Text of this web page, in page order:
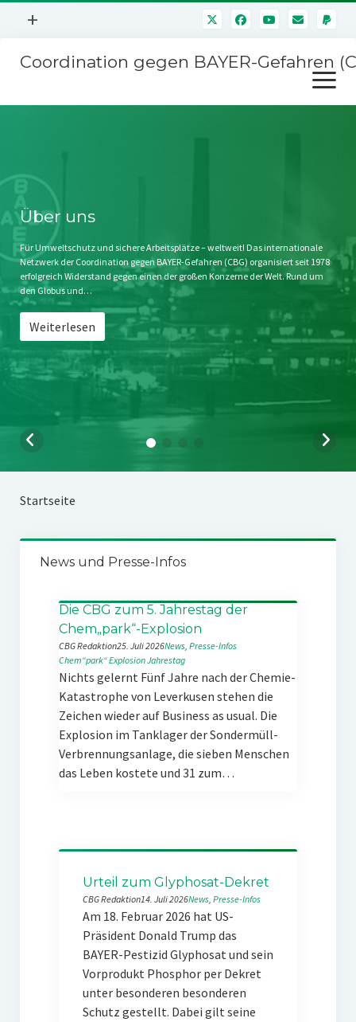
Menü
+
Mitmachen
Kontakt
Impressum
Störfälle
Coordination gegen BAYER-Gefahren
Menü
öffnen
Stichwort BAYER
Jahrestagung
SPENDEN
Über uns
Für Umweltschutz und sichere Arbeitsplätze – weltweit! Das internationale
Netzwerk der Coordination gegen BAYER-Gefahren (CBG) organisiert seit 1978
erfolgreich Widerstand gegen einen der großen Konzerne der Welt. Rund um
den Globus und…
Weiterlesen
Startseite
News und Presse-Infos
Die CBG zum 5. Jahrestag der
Chem„park“-Explosion
CBG Redaktion25. Juli 2026News, Presse-Infos
Chem“park“ExplosionJahrestag
Nichts gelernt Fünf Jahre nach der Chemie-
Katastrophe von Leverkusen stehen die
Zeichen wieder auf Business as usual. Die
Explosion im Tanklager der Sondermüll-
Verbrennungsanlage, die sieben Menschen
das Leben kostete und 31 zum…
Urteil zum Glyphosat-Dekret
CBG Redaktion14. Juli 2026News, Presse-Infos
Am 18. Februar 2026 hat US-
Präsident Donald Trump das
BAYER-Pestizid Glyphosat und sein
Vorprodukt Phosphor per Dekret
unter besonderen besonderen
Schutz gestellt. Dabei gilt seine